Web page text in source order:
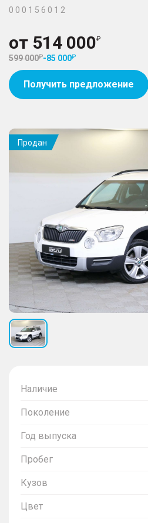
0 0 0 1 5 6 0 1 2
от 514 000
599 000 -85 000
Получить предложение
Наличие
Поколение
Год выпуска
Пробег
Кузов
Цвет
Продан